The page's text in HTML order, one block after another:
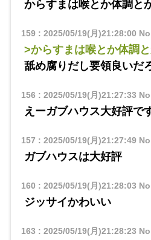
からすまは喉とか体調と
159: 2025/05/19(月)21:28:00
>からすまは喉とか体調
舐め腐りだし要領良いだ
156 : 2025/05/19(月)21:27:33
えーガブハウス大好評で
157 : 2025/05/19(月)21:27:49
ガブハウスは大好評
160 : 2025/05/19(月)21:28:03
ジッサイかわいい
163 : 2025/05/19(月)21:28:23